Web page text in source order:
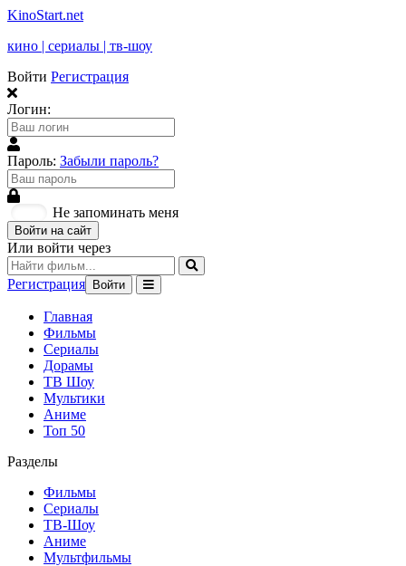
KinoStart.net
кино | сериалы | тв-шоу
Войти Регистрация
Логин:
Пароль: Забыли пароль?
Не запоминать меня
Войти на сайт
Или войти через
Регистрация Войти
Главная
Фильмы
Сериалы
Дорамы
ТВ Шоу
Мультики
Аниме
Топ 50
Разделы
Фильмы
Сериалы
ТВ-Шоу
Аниме
Мультфильмы